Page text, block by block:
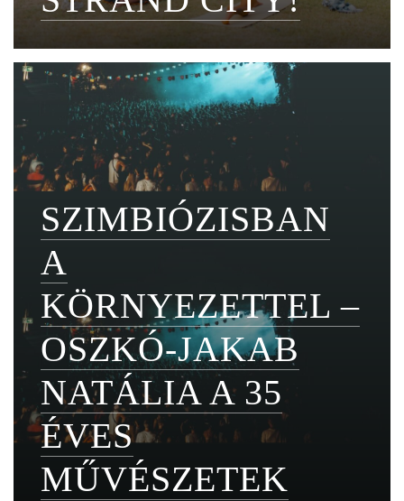
SZIMBIÓZISBAN
A
KÖRNYEZETTEL –
OSZKÓ-JAKAB
NATÁLIA A 35
ÉVES
MŰVÉSZETEK